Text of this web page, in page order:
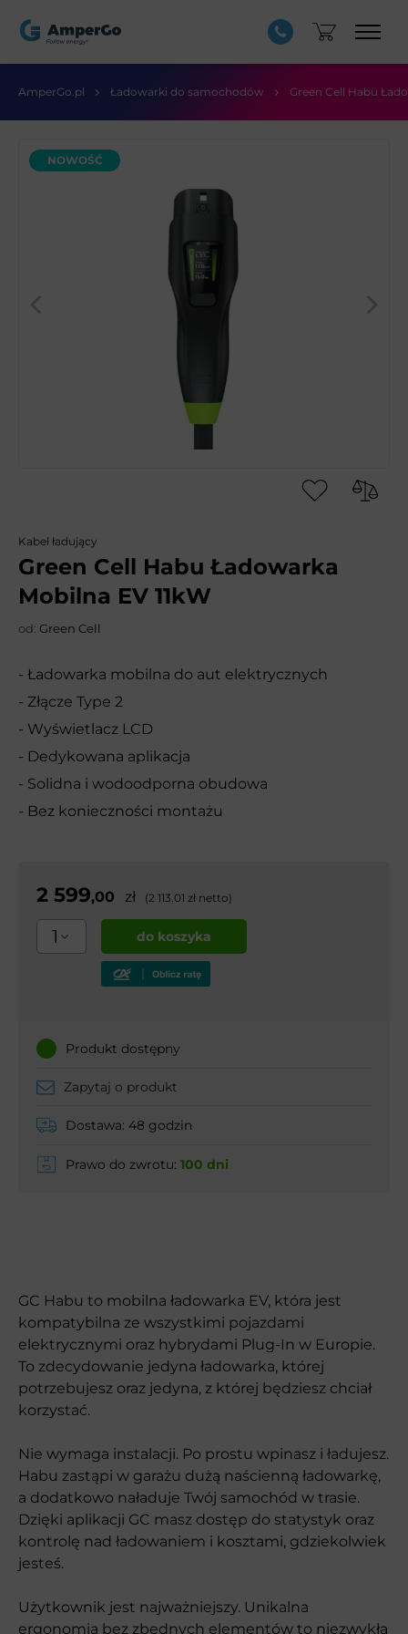
AmperGo.pl Ładowarki do samochodów Green Cell Habu
NOWOŚĆ
Kabel ładujący
Green Cell Habu Ładowarka
Mobilna EV 11kW
od: Green Cell
- Ładowarka mobilna do aut elektrycznych
- Złącze Type 2
- Wyświetlacz LCD
- Dedykowana aplikacja
- Solidna i wodoodporna obudowa
- Bez konieczności montażu
2 599,00 zł (2 113,01 zł netto)
1 do koszyka
Produkt dostępny
Zapytaj o produkt
Dostawa: 48 godzin
Prawo do zwrotu: 100 dni
GC Habu to mobilna ładowarka EV, która jest
kompatybilna ze wszystkimi pojazdami
elektrycznymi oraz hybrydami Plug-In w Europie.
To zdecydowanie jedyna ładowarka, której
potrzebujesz oraz jedyna, z której będziesz chciał
korzystać.
Nie wymaga instalacji. Po prostu wpinasz i ładujesz.
Habu zastąpi w garażu dużą naścienną ładowarkę,
a dodatkowo naładuje Twój samochód w trasie.
Dzięki aplikacji GC masz dostęp do statystyk oraz
kontrolę nad ładowaniem i kosztami, gdziekolwiek
jesteś.
Użytkownik jest najważniejszy. Unikalna
ergonomia bez zbędnych elementów to niezwykła